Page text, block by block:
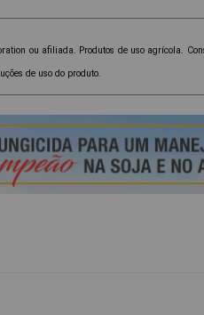
ou afiliada. Produtos de uso agrícola.
de uso do produto.